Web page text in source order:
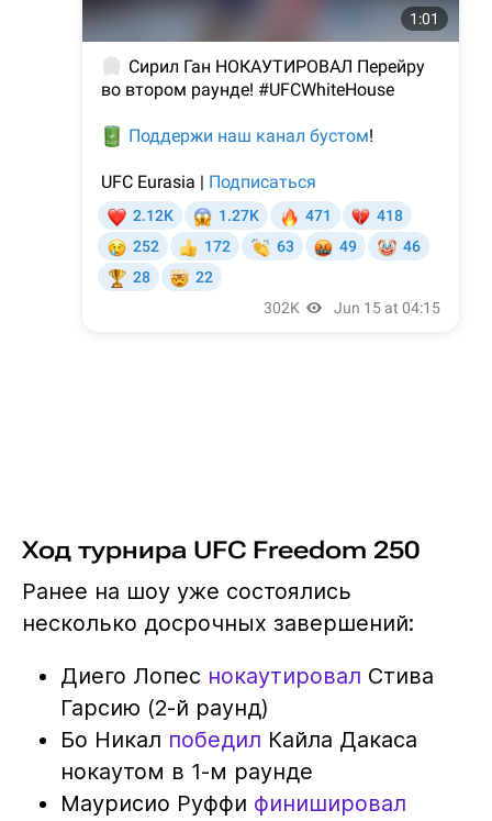
Ход турнира UFC Freedom 250
Ранее на шоу уже состоялись
несколько досрочных завершений:
Диего Лопес нокаутировал Стива
Гарсию (2-й раунд)
Бо Никал победил Кайла Дакаса
нокаутом в 1-м раунде
Маурисио Руффи финишировал